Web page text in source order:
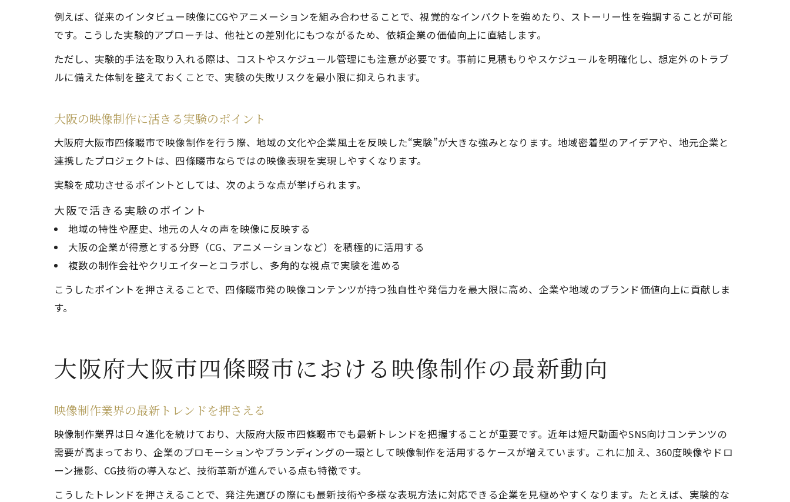
例えば、従来のインタビュー映像にCGやアニメーションを組み合わせることで、視覚的なインパクトを強めたり、ストーリー性を強調することが可能
です。こうした実験的アプローチは、他社との差別化にもつながるため、依頼企業の価値向上に直結します。
ただし、実験的手法を取り入れる際は、コストやスケジュール管理にも注意が必要です。事前に見積もりやスケジュールを明確化し、想定外のトラブ
ルに備えた体制を整えておくことで、実験の失敗リスクを最小限に抑えられます。
大阪の映像制作に活きる実験のポイント
大阪府大阪市四條畷市で映像制作を行う際、地域の文化や企業風土を反映した“実験”が大きな強みとなります。地域密着型のアイデアや、地元企業と
連携したプロジェクトは、四條畷市ならではの映像表現を実現しやすくなります。
実験を成功させるポイントとしては、次のような点が挙げられます。
大阪で活きる実験のポイント
地域の特性や歴史、地元の人々の声を映像に反映する
大阪の企業が得意とする分野（CG、アニメーションなど）を積極的に活用する
複数の制作会社やクリエイターとコラボし、多角的な視点で実験を進める
こうしたポイントを押さえることで、四條畷市発の映像コンテンツが持つ独自性や発信力を最大限に高め、企業や地域のブランド価値向上に貢献しま
す。
大阪府大阪市四條畷市における映像制作の最新動向
映像制作業界の最新トレンドを押さえる
映像制作業界は日々進化を続けており、大阪府大阪市四條畷市でも最新トレンドを把握することが重要です。近年は短尺動画やSNS向けコンテンツの
需要が高まっており、企業のプロモーションやブランディングの一環として映像制作を活用するケースが増えています。これに加え、360度映像やドロ
ーン撮影、CG技術の導入など、技術革新が進んでいる点も特徴です。
こうしたトレンドを押さえることで、発注先選びの際にも最新技術や多様な表現方法に対応できる企業を見極めやすくなります。たとえば、実験的な